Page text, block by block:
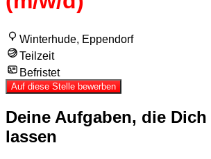
Winterhude, Eppendorf
Teilzeit
Befristet
Auf diese Stelle bewerben
Deine Aufgaben, die
lassen